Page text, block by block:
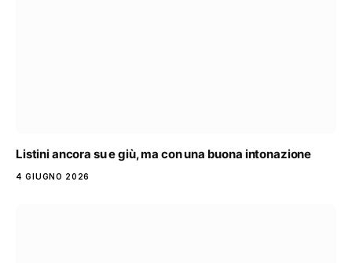
Listini ancora su e giù, ma con una buona intonazione
4 GIUGNO 2026